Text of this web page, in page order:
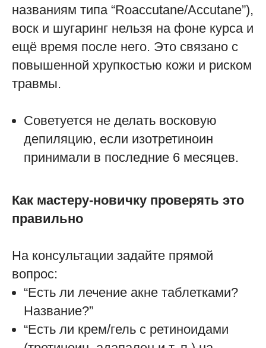
названиям типа “Roaccutane/Accutane”),
воск и шугаринг нельзя на фоне курса и
ещё время после него. Это связано с
повышенной хрупкостью кожи и риском
травмы.
Советуется не делать восковую
депиляцию, если изотретиноин
принимали в последние 6 месяцев.
Как мастеру-новичку проверять это
правильно
На консультации задайте прямой
вопрос:
“Есть ли лечение акне таблетками?
Название?”
“Есть ли крем/гель с ретиноидами